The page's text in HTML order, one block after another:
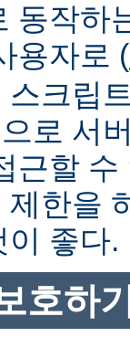
동작하
용자로 (
크립
로 서
근할
한을
이 좋다.
호하